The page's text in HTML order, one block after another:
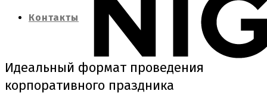
Контакты
Идеальный формат проведения
корпоративного праздника